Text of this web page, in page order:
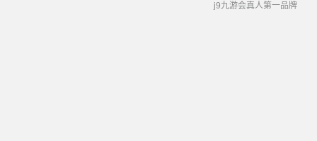
j9九游会真人第一品牌